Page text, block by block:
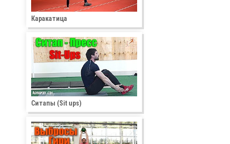
Каракатица
Ситапы (Sit ups)